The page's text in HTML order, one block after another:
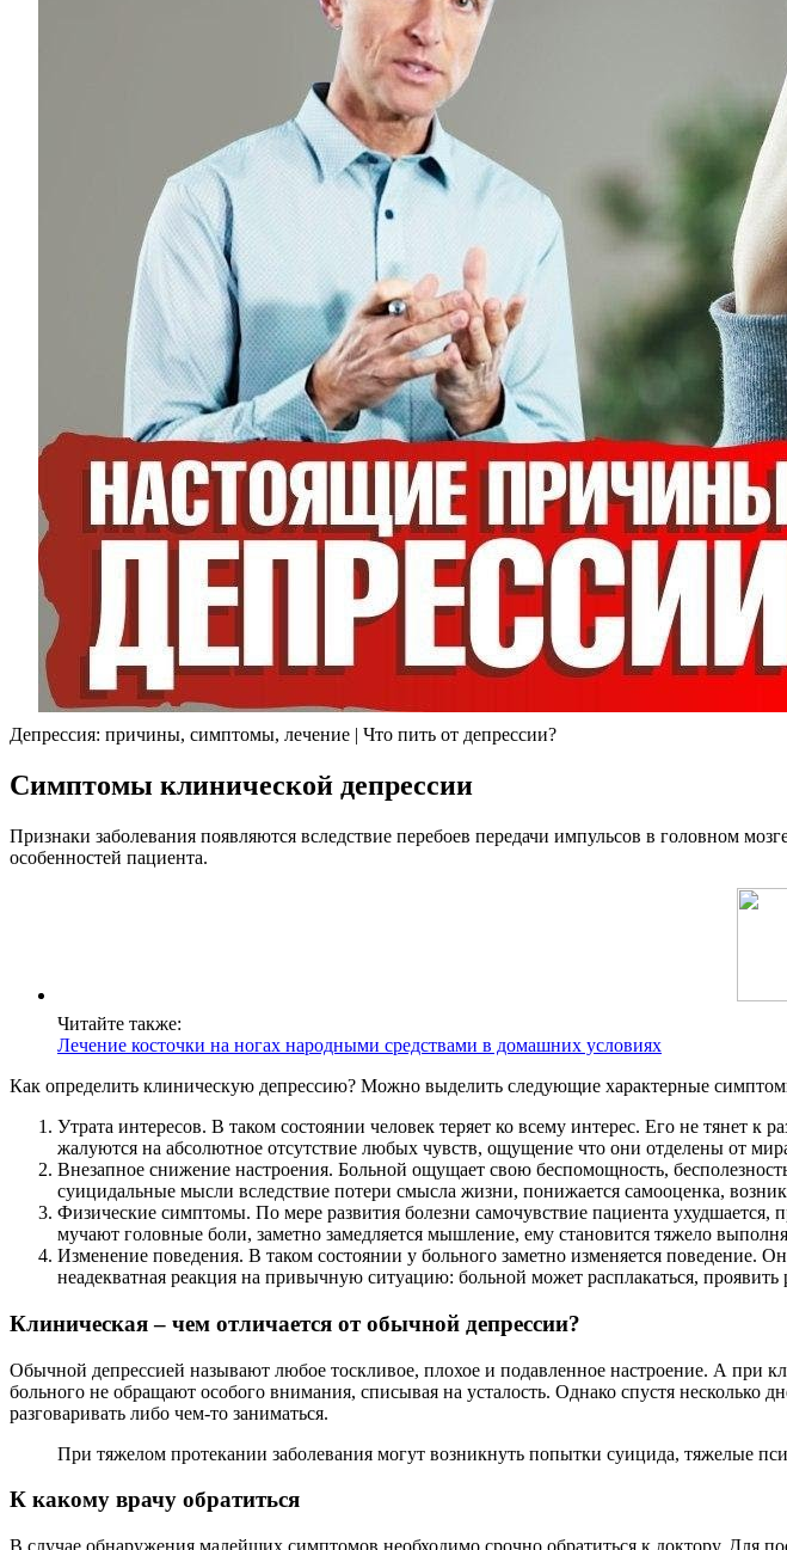
Депрессия: причины, симптомы, лечение | Что пить от депрессии?
Симптомы клинической депрессии
Признаки заболевания появляются вследствие перебоев передачи импульсов в головном
особенностей пациента.
Читайте также:
Лечение косточки на ногах народными средствами в домашних условиях
Как определить клиническую депрессию? Можно выделить следующие характерные
Утрата интересов. В таком состоянии человек теряет ко всему интерес. Его не тянет
жалуются на абсолютное отсутствие любых чувств, ощущение что они отделены от
Внезапное снижение настроения. Больной ощущает свою беспомощность,
суицидальные мысли вследствие потери смысла жизни, понижается самооценка,
Физические симптомы. По мере развития болезни самочувствие пациента ухудшается,
мучают головные боли, заметно замедляется мышление, ему становится тяжело
Изменение поведения. В таком состоянии у больного заметно изменяется поведение.
неадекватная реакция на привычную ситуацию: больной может расплакаться, проявить
Клиническая – чем отличается от обычной депрессии?
Обычной депрессией называют любое тоскливое, плохое и подавленное настроение. А при
больного не обращают особого внимания, списывая на усталость. Однако спустя несколько
разговаривать либо чем-то заниматься.
При тяжелом протекании заболевания могут возникнуть попытки суицида, тяжелые
К какому врачу обратиться
В случае обнаружения малейших симптомов необходимо срочно обратиться к доктору. Для